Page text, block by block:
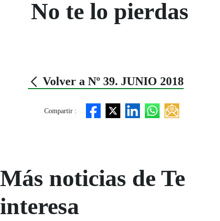
No te lo pierdas
Volver a Nº 39. JUNIO 2018
Compartir :
Más noticias de Te
interesa